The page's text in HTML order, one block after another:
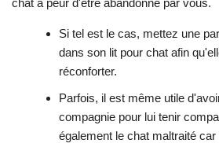
chat a peur d'être abandonné par vous.
Si tel est le cas, mettez une
dans son lit pour chat afin
réconforter.
Parfois, il est même utile
compagnie pour lui tenir
également le chat maltraité